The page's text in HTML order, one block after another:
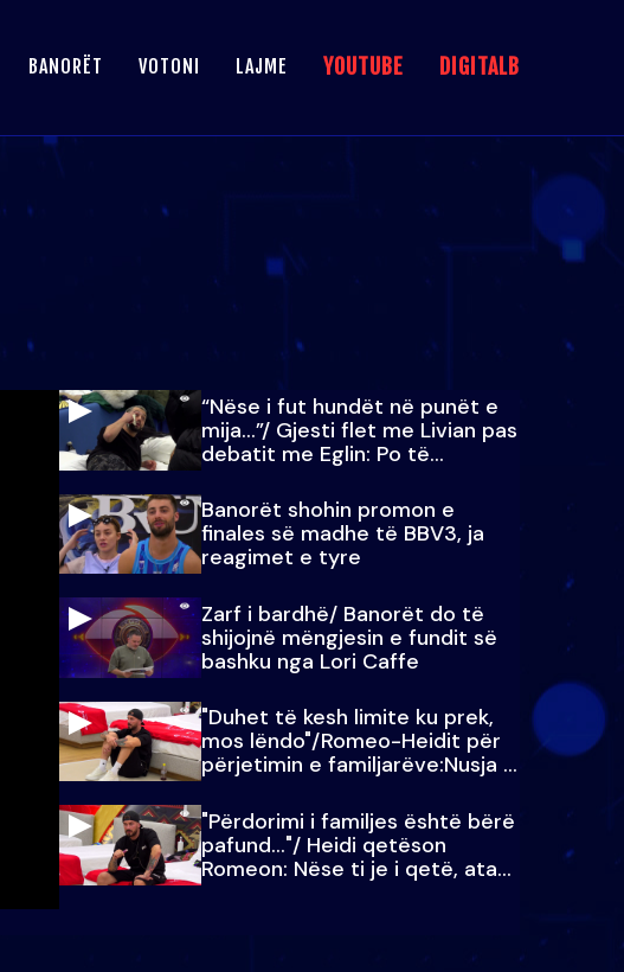
BANORËT VOTONI LAJME YOUTUBE DIGITALB
“Nëse i fut hundët në punët e
mija…”/ Gjesti flet me Livian pas
debatit me Eglin: Po të
paralajmëroj
Banorët shohin promon e
finales së madhe të BBV3, ja
reagimet e tyre
Zarf i bardhë/ Banorët do të
shijojnë mëngjesin e fundit së
bashku nga Lori Caffe
"Duhet të kesh limite ku prek,
mos lëndo"/Romeo-Heidit për
përjetimin e familjarëve:Nusja e
Julit…
"Përdorimi i familjes është bërë
pafund…"/ Heidi qetëson
Romeon: Nëse ti je i qetë, ata
qetësohen